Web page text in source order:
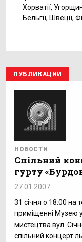
Хорватії,
Бельгії, Швеції,
ПУБЛИКАЦИИ
НОВОСТИ
Спільний
гурту
27.01.2007
31 січня о 18.00 на
приміщенні Музею
мистецтва вул.
спільний концерт